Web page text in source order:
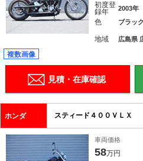
初度登
録年
2003年
色 ブラック
地域 広島県
複数画像
見積・在庫確認
ホンダ スティード４００ＶＬＸ
車両価格
58万円